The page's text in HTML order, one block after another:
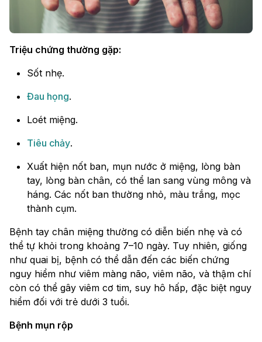
Triệu chứng thường gặp:
Sốt nhẹ.
Đau họng.
Loét miệng.
Tiêu chảy.
Xuất hiện nốt ban, mụn nước ở miệng, lòng bàn
tay, lòng bàn chân, có thể lan sang vùng mông và
háng. Các nốt ban thường nhỏ, màu trắng, mọc
thành cụm.
Bệnh tay chân miệng thường có diễn biến nhẹ và có
thể tự khỏi trong khoảng 7–10 ngày. Tuy nhiên, giống
như quai bị, bệnh có thể dẫn đến các biến chứng
nguy hiểm như viêm màng não, viêm não, và thậm chí
còn có thể gây viêm cơ tim, suy hô hấp, đặc biệt nguy
hiểm đối với trẻ dưới 3 tuổi.
Bệnh mụn rộp